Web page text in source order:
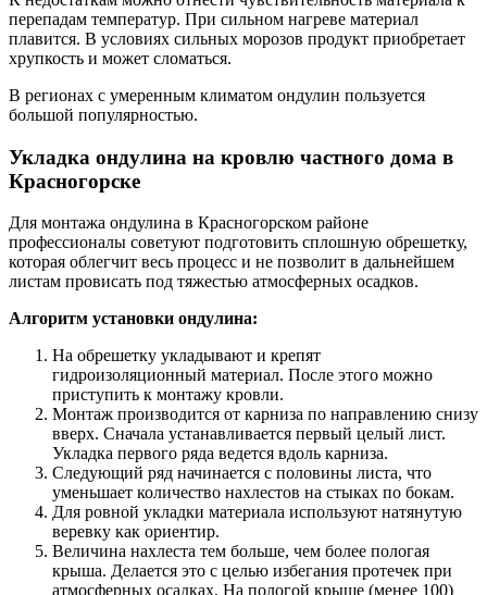
перепадам температур. При сильном нагреве материал
плавится. В условиях сильных морозов продукт приобретает
хрупкость и может сломаться.
В регионах с умеренным климатом ондулин пользуется
большой популярностью.
Укладка ондулина на кровлю частного дома в
Красногорске
Для монтажа ондулина в Красногорском районе
профессионалы советуют подготовить сплошную обрешетку,
которая облегчит весь процесс и не позволит в дальнейшем
листам провисать под тяжестью атмосферных осадков.
Алгоритм установки ондулина:
На обрешетку укладывают и крепят
гидроизоляционный материал. После этого можно
приступить к монтажу кровли.
Монтаж производится от карниза по направлению снизу
вверх. Сначала устанавливается первый целый лист.
Укладка первого ряда ведется вдоль карниза.
Следующий ряд начинается с половины листа, что
уменьшает количество нахлестов на стыках по бокам.
Для ровной укладки материала используют натянутую
веревку как ориентир.
Величина нахлеста тем больше, чем более пологая
крыша. Делается это с целью избегания протечек при
атмосферных осадках. На пологой крыше (менее 100)